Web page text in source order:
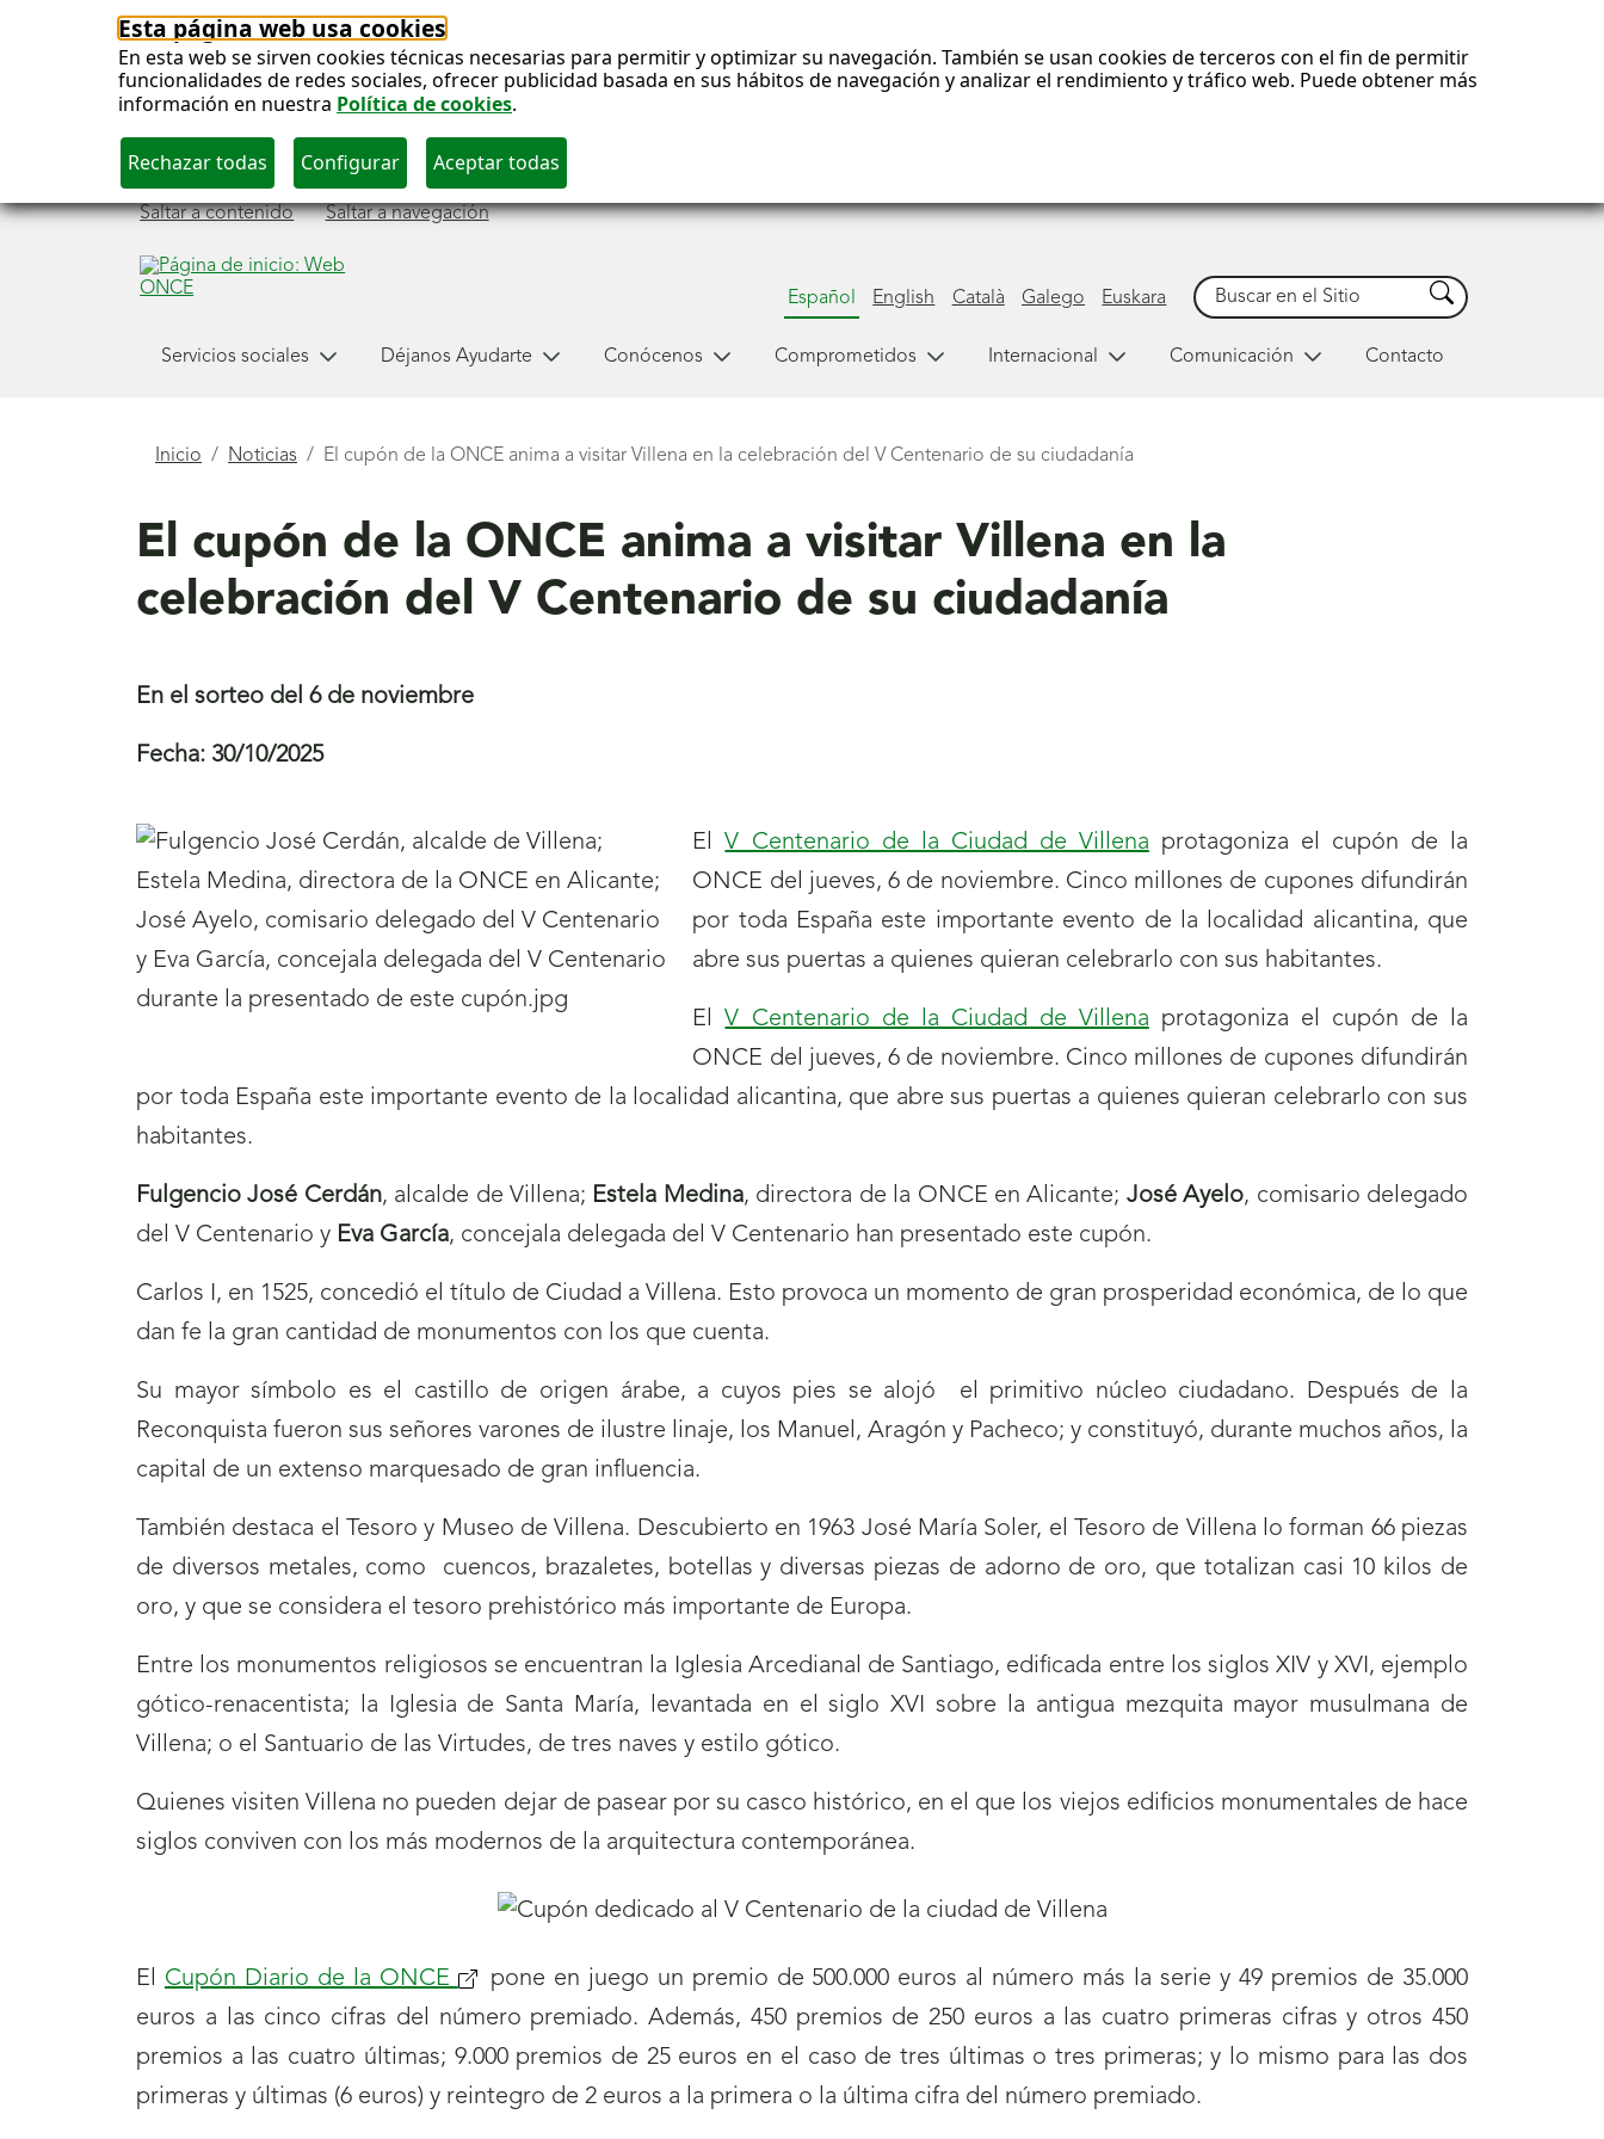
Esta página web usa cookies
En esta web se sirven cookies técnicas necesarias para permitir y optimizar su navegación. También se usan cookies de terceros con el fin de permitir
funcionalidades de redes sociales, ofrecer publicidad basada en sus hábitos de navegación y analizar el rendimiento y tráfico web. Puede obtener más
información en nuestra Política de cookies.
Saltar a contenido Saltar a navegación
Español English Català Galego Euskara
Buscar Buscar
Servicios sociales Déjanos Ayudarte Conócenos Comprometidos Internacional Comunicación Contacto
Está
Inicio Noticias El cupón de la ONCE anima a visitar Villena en la celebración del V Centenario de su ciudadanía
El cupón de la ONCE anima a visitar Villena en la
celebración del V Centenario de su ciudadanía
En el sorteo del 6 de noviembre
Fecha: 30/10/2025
ElV Centenario de la Ciudad de Villena protagoniza el cupón de la
ONCE del jueves, 6 de noviembre. Cinco millones de cupones difundirán
por toda España este importante evento de la localidad alicantina, que
abre sus puertas a quienes quieran celebrarlo con sus habitantes.
ElV Centenario de la Ciudad de Villena protagoniza el cupón de la
ONCE del jueves, 6 de noviembre. Cinco millones de cupones difundirán
por toda España este importante evento de la localidad alicantina, que abre sus puertas a quienes quieran celebrarlo con sus
habitantes.
Fulgencio José Cerdán, alcalde de Villena; Estela Medina, directora de la ONCE en Alicante; José Ayelo, comisario delegado
del V Centenario y Eva García, concejala delegada del V Centenario han presentado este cupón.
Carlos I, en 1525, concedió el título de Ciudad a Villena. Esto provoca un momento de gran prosperidad económica, de lo que
dan fe la gran cantidad de monumentos con los que cuenta.
Su mayor símbolo es el castillo de origen árabe, a cuyos pies se alojó el primitivo núcleo ciudadano. Después de la
Reconquista fueron sus señores varones de ilustre linaje, los Manuel, Aragón y Pacheco; y constituyó, durante muchos años, la
capital de un extenso marquesado de gran influencia.
También destaca el Tesoro y Museo de Villena. Descubierto en 1963 José María Soler, el Tesoro de Villena lo forman 66 piezas
de diversos metales, como cuencos, brazaletes, botellas y diversas piezas de adorno de oro, que totalizan casi 10 kilos de
oro, y que se considera el tesoro prehistórico más importante de Europa.
Entre los monumentos religiosos se encuentran la Iglesia Arcedianal de Santiago, edificada entre los siglos XIV y XVI, ejemplo
gótico-renacentista; la Iglesia de Santa María, levantada en el siglo XVI sobre la antigua mezquita mayor musulmana de
Villena; o el Santuario de las Virtudes, de tres naves y estilo gótico.
Quienes visiten Villena no pueden dejar de pasear por su casco histórico, en el que los viejos edificios monumentales de hace
siglos conviven con los más modernos de la arquitectura contemporánea.
El Cupón Diario de la ONCE (se
abrirá
nueva
ventana)
pone en juego un premio de 500.000 euros al número más la serie y 49 premios de 35.000
euros a las cinco cifras del número premiado. Además, 450 premios de 250 euros a las cuatro primeras cifras y otros 450
premios a las cuatro últimas; 9.000 premios de 25 euros en el caso de tres últimas o tres primeras; y lo mismo para las dos
primeras y últimas (6 euros) y reintegro de 2 euros a la primera o la última cifra del número premiado.